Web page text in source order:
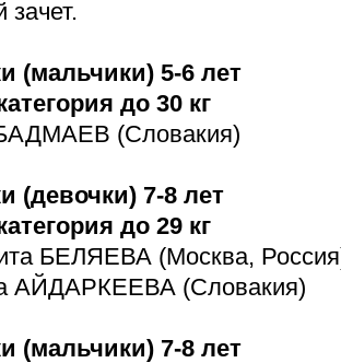
зачет.
(мальчики) 5-6 лет
до 30 кг
(Словакия)
(девочки) 7-8 лет
до 29 кг
БЕЛЯЕВА (Москва,
АЙДАРКЕЕВА (Словакия)
(мальчики) 7-8 лет